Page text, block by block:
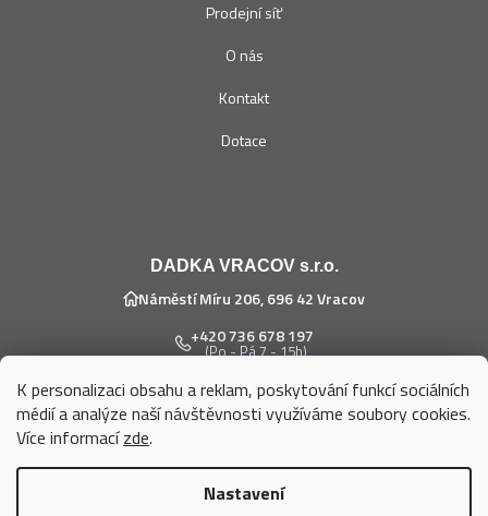
K personalizaci obsahu a reklam, poskytování funkcí sociálních
médií a analýze naší návštěvnosti využíváme soubory cookies.
Více informacízde.
Nastavení
Prodejní síť
O nás
Kontakt
Dotace
DADKA VRACOV s.r.o.
Náměstí Míru 206, 696 42 Vracov
+420 736 678 197
(Po - Pá 7 - 15h)
eshop@dadka.cz